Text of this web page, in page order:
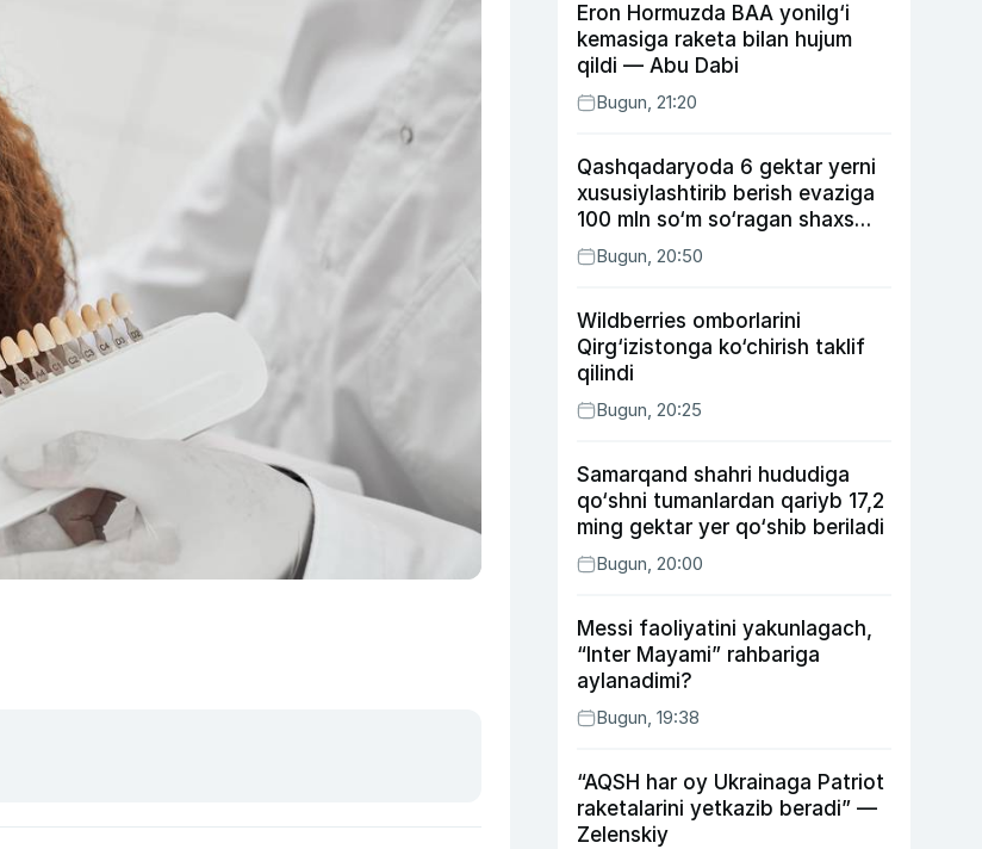
Eron Hormuzda BAA yonilg‘i
kemasiga raketa bilan hujum
qildi — Abu Dabi
Bugun, 21:20
Qashqadaryoda 6 gektar yerni
xususiylashtirib berish evaziga
100 mln so‘m so‘ragan shaxs
ushlandi
Bugun, 20:50
Wildberries omborlarini
Qirg‘izistonga ko‘chirish taklif
qilindi
Bugun, 20:25
Samarqand shahri hududiga
qo‘shni tumanlardan qariyb 17,2
ming gektar yer qo‘shib beriladi
Bugun, 20:00
Messi faoliyatini yakunlagach,
“Inter Mayami” rahbariga
aylanadimi?
Bugun, 19:38
“AQSH har oy Ukrainaga Patriot
raketalarini yetkazib beradi” —
Zelenskiy